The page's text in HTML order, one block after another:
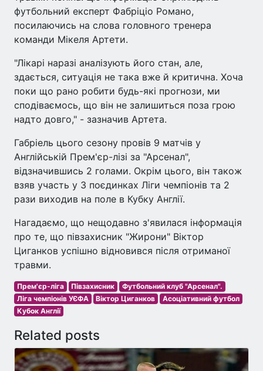
футбольний експерт Фабріціо Романо,
посилаючись на слова головного тренера
команди Мікеля Артети.
"Лікарі наразі аналізують його стан, але,
здається, ситуація не така вже й критична. Хоча
поки що рано робити будь-які прогнози, ми
сподіваємось, що він не залишиться поза грою
надто довго," - зазначив Артета.
Габріель цього сезону провів 9 матчів у
Англійській Прем'єр-лізі за "Арсенал",
відзначившись 2 голами. Окрім цього, він також
взяв участь у 3 поєдинках Ліги чемпіонів та 2
рази виходив на поле в Кубку Англії.
Нагадаємо, що нещодавно з'явилася інформація
про те, що півзахисник "Жирони" Віктор
Циганков успішно відновився після отриманої
травми.
Прем'єр-ліга Півзахисник
Футбольний клуб "Арсенал".
Ліга чемпіонів УЄФА
Віктор Циганков
Асоціативний футбол
Кубок Англії
Related posts